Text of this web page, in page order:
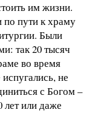
им жизни.
по пути к храму
Были
так 20 тысяч
во время
не
с Богом –
или даже